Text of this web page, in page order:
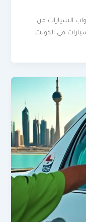
السيارات من
في الكويت.